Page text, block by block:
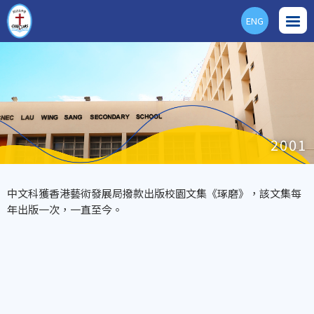
ENG
2001
中文科獲香港藝術發展局撥款出版校園文集《琢磨》，該文集每
年出版一次，一直至今。